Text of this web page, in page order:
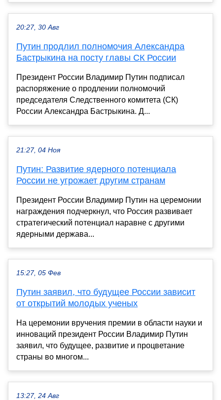
20:27, 30 Авг
Путин продлил полномочия Александра
Бастрыкина на посту главы СК России
Президент России Владимир Путин подписал
распоряжение о продлении полномочий
председателя Следственного комитета (СК)
России Александра Бастрыкина. Д...
21:27, 04 Ноя
Путин: Развитие ядерного потенциала
России не угрожает другим странам
Президент России Владимир Путин на церемонии
награждения подчеркнул, что Россия развивает
стратегический потенциал наравне с другими
ядерными держава...
15:27, 05 Фев
Путин заявил, что будущее России зависит
от открытий молодых ученых
На церемонии вручения премии в области науки и
инноваций президент России Владимир Путин
заявил, что будущее, развитие и процветание
страны во многом...
13:27, 24 Авг